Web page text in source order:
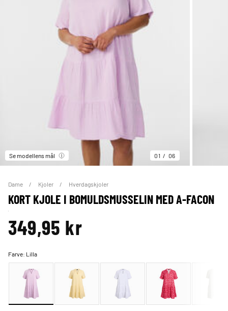
Se modellens mål 01 06
Dame Kjoler Hverdagskjoler
KORT KJOLE I BOMULDSMUSSELIN MED A-FACON
349,95 kr
Farve: Lilla